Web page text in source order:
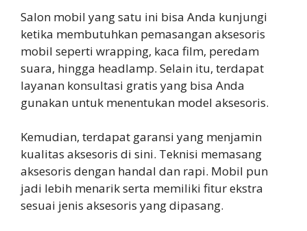
Salon mobil yang satu ini bisa Anda kunjungi
ketika membutuhkan pemasangan aksesoris
mobil seperti wrapping, kaca film, peredam
suara, hingga headlamp. Selain itu, terdapat
layanan konsultasi gratis yang bisa Anda
gunakan untuk menentukan model aksesoris.
Kemudian, terdapat garansi yang menjamin
kualitas aksesoris di sini. Teknisi memasang
aksesoris dengan handal dan rapi. Mobil pun
jadi lebih menarik serta memiliki fitur ekstra
sesuai jenis aksesoris yang dipasang.